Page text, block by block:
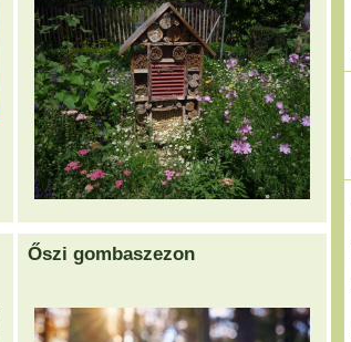
Őszi gombaszezon